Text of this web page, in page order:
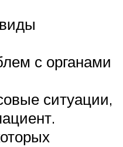
с органами
ситуации,